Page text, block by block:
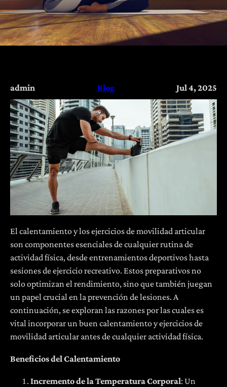
admin Blog Jul 4, 2025
El calentamiento y los ejercicios de movilidad articular
son componentes esenciales de cualquier rutina de
actividad física, desde entrenamientos deportivos hasta
sesiones de ejercicio recreativo. Estos preparativos no
solo optimizan el rendimiento, sino que también juegan
un papel crucial en la prevención de lesiones. A
continuación, se exploran las razones por las cuales es
vital incorporar un buen calentamiento y ejercicios de
movilidad articular antes de cualquier actividad física.
Beneficios del Calentamiento
Incremento de la Temperatura Corporal: Un